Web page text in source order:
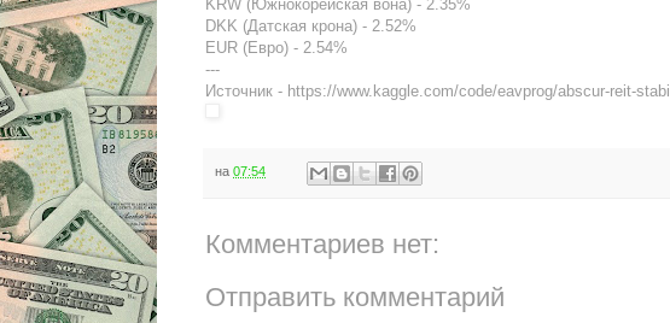
KRW (Южнокорейская вона) - 2.35%
DKK (Датская крона) - 2.52%
EUR (Евро) - 2.54%
---
Источник - https://www.kaggle.com/code/eavprog/abscur-reit-stabil
на 07:54
Комментариев нет:
Отправить комментарий